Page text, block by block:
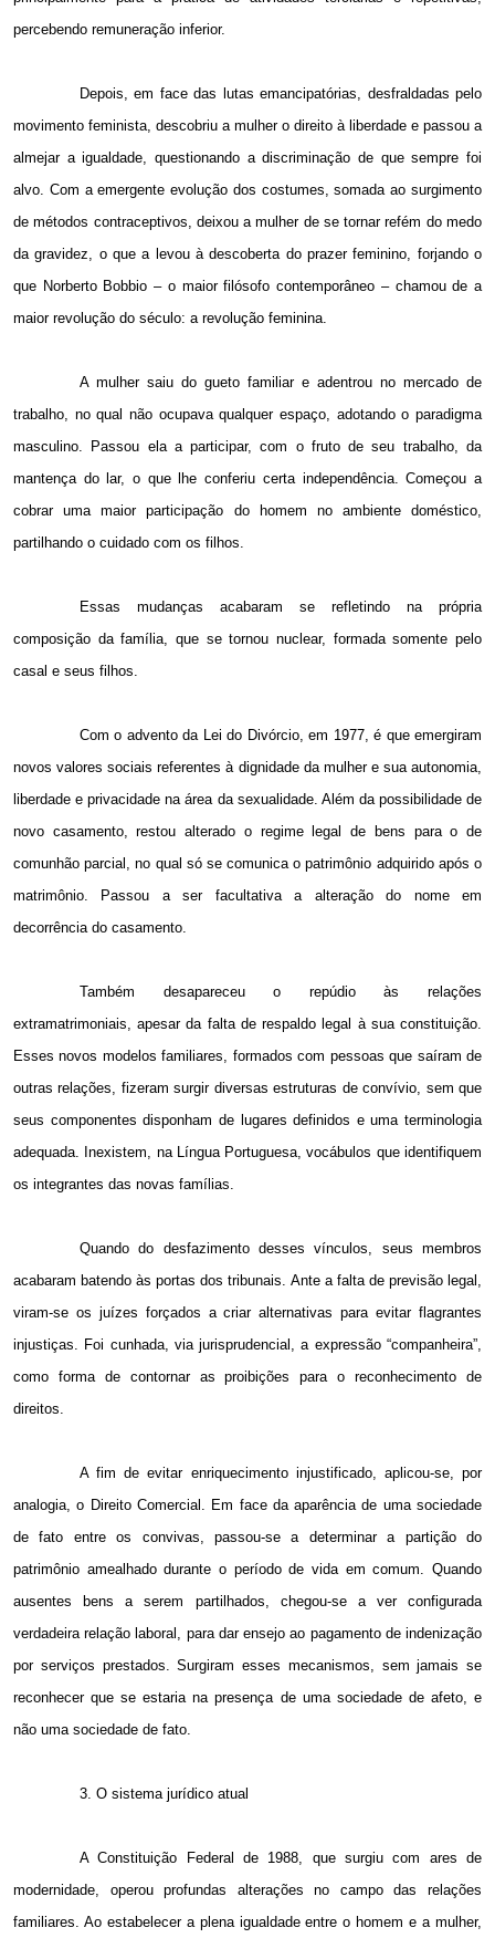
percebendo remuneração inferior.
Depois, em face das lutas emancipatórias, desfraldadas pelo
movimento feminista, descobriu a mulher o direito à liberdade e passou a
almejar a igualdade, questionando a discriminação de que sempre foi
alvo. Com a emergente evolução dos costumes, somada ao surgimento
de métodos contraceptivos, deixou a mulher de se tornar refém do medo
da gravidez, o que a levou à descoberta do prazer feminino, forjando o
que Norberto Bobbio – o maior filósofo contemporâneo – chamou de a
maior revolução do século: a revolução feminina.
A mulher saiu do gueto familiar e adentrou no mercado de
trabalho, no qual não ocupava qualquer espaço, adotando o paradigma
masculino. Passou ela a participar, com o fruto de seu trabalho, da
mantença do lar, o que lhe conferiu certa independência. Começou a
cobrar uma maior participação do homem no ambiente doméstico,
partilhando o cuidado com os filhos.
Essas mudanças acabaram se refletindo na própria
composição da família, que se tornou nuclear, formada somente pelo
casal e seus filhos.
Com o advento da Lei do Divórcio, em 1977, é que emergiram
novos valores sociais referentes à dignidade da mulher e sua autonomia,
liberdade e privacidade na área da sexualidade. Além da possibilidade de
novo casamento, restou alterado o regime legal de bens para o de
comunhão parcial, no qual só se comunica o patrimônio adquirido após o
matrimônio. Passou a ser facultativa a alteração do nome em
decorrência do casamento.
Também desapareceu o repúdio às relações
extramatrimoniais, apesar da falta de respaldo legal à sua constituição.
Esses novos modelos familiares, formados com pessoas que saíram de
outras relações, fizeram surgir diversas estruturas de convívio, sem que
seus componentes disponham de lugares definidos e uma terminologia
adequada. Inexistem, na Língua Portuguesa, vocábulos que identifiquem
os integrantes das novas famílias.
Quando do desfazimento desses vínculos, seus membros
acabaram batendo às portas dos tribunais. Ante a falta de previsão legal,
viram-se os juízes forçados a criar alternativas para evitar flagrantes
injustiças. Foi cunhada, via jurisprudencial, a expressão “companheira”,
como forma de contornar as proibições para o reconhecimento de
direitos.
A fim de evitar enriquecimento injustificado, aplicou-se, por
analogia, o Direito Comercial. Em face da aparência de uma sociedade
de fato entre os convivas, passou-se a determinar a partição do
patrimônio amealhado durante o período de vida em comum. Quando
ausentes bens a serem partilhados, chegou-se a ver configurada
verdadeira relação laboral, para dar ensejo ao pagamento de indenização
por serviços prestados. Surgiram esses mecanismos, sem jamais se
reconhecer que se estaria na presença de uma sociedade de afeto, e
não uma sociedade de fato.
3. O sistema jurídico atual
A Constituição Federal de 1988, que surgiu com ares de
modernidade, operou profundas alterações no campo das relações
familiares. Ao estabelecer a plena igualdade entre o homem e a mulher,